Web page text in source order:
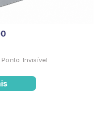
Invisível